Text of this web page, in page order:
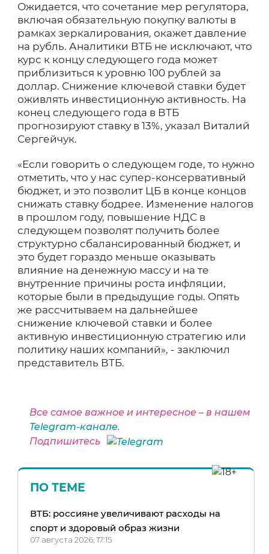
Ожидается, что сочетание мер регулятора,
включая обязательную покупку валюты в
рамках зеркалирования, окажет давление
на рубль. Аналитики ВТБ не исключают, что
курс к концу следующего года может
приблизиться к уровню 100 рублей за
доллар. Снижение ключевой ставки будет
оживлять инвестиционную активность. На
конец следующего года в ВТБ
прогнозируют ставку в 13%, указал Виталий
Сергейчук.
«Если говорить о следующем годе, то нужно
отметить, что у нас супер-консервативный
бюджет, и это позволит ЦБ в конце концов
снижать ставку бодрее. Изменение налогов
в прошлом году, повышение НДС в
следующем позволят получить более
структурно сбалансированный бюджет, и
это будет гораздо меньше оказывать
влияние на денежную массу и на те
внутренние причины роста инфляции,
которые были в предыдущие годы. Опять
же рассчитываем на дальнейшее
снижение ключевой ставки и более
активную инвестиционную стратегию или
политику наших компаний», - заключил
представитель ВТБ.
Все самое важное и интересное – в нашем
Telegram-канале.
Подпишитесь
ПО ТЕМЕ
ВТБ: россияне увеличивают расходы на
спорт и здоровый образ жизни
07 августа 2026, 17:15